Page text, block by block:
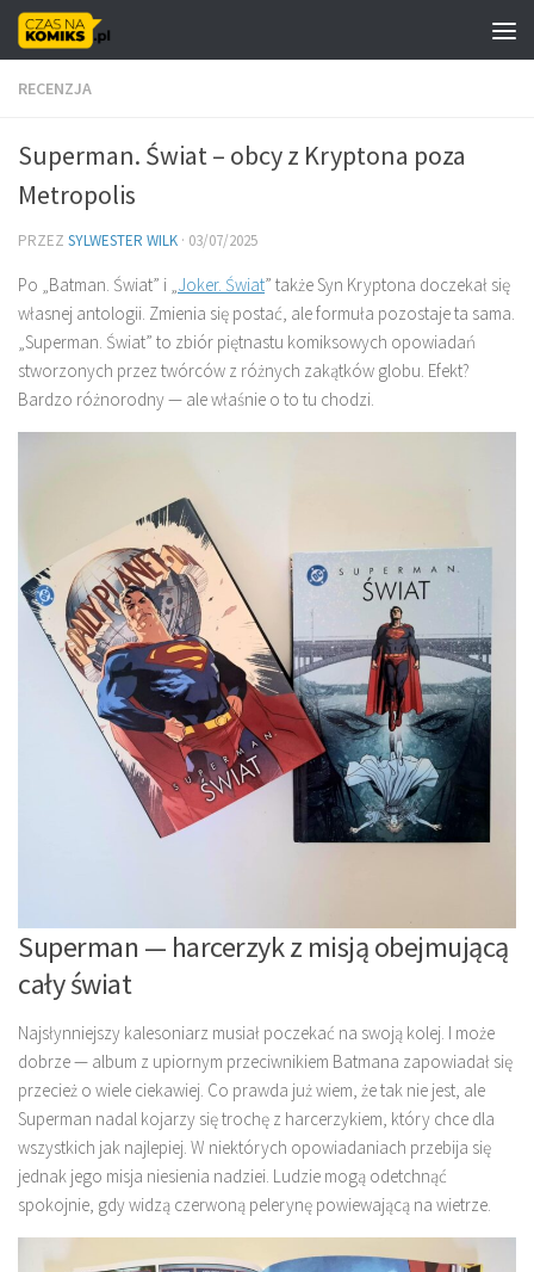
Skip to content
RECENZJA
Superman. Świat – obcy z Kryptona poza
Metropolis
PRZEZ SYLWESTER WILK · 03/07/2025
Po „Batman. Świat” i „Joker. Świat” także Syn Kryptona doczekał się
własnej antologii. Zmienia się postać, ale formuła pozostaje ta sama.
„Superman. Świat” to zbiór piętnastu komiksowych opowiadań
stworzonych przez twórców z różnych zakątków globu. Efekt?
Bardzo różnorodny — ale właśnie o to tu chodzi.
Superman — harcerzyk z misją obejmującą
cały świat
Najsłynniejszy kalesoniarz musiał poczekać na swoją kolej. I może
dobrze — album z upiornym przeciwnikiem Batmana zapowiadał się
przecież o wiele ciekawiej. Co prawda już wiem, że tak nie jest, ale
Superman nadal kojarzy się trochę z harcerzykiem, który chce dla
wszystkich jak najlepiej. W niektórych opowiadaniach przebija się
jednak jego misja niesienia nadziei. Ludzie mogą odetchnąć
spokojnie, gdy widzą czerwoną pelerynę powiewającą na wietrze.